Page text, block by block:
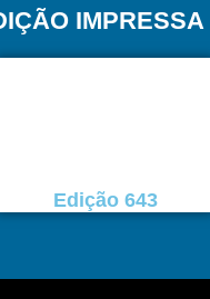
IMPRESSA
Edição 643